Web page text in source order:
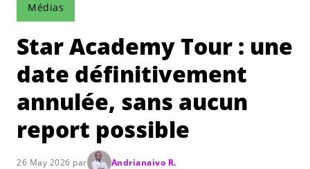
Médias
Star Academy Tour : une
date définitivement
annulée, sans aucun
report possible
26 May 2026 par Andrianaivo R.